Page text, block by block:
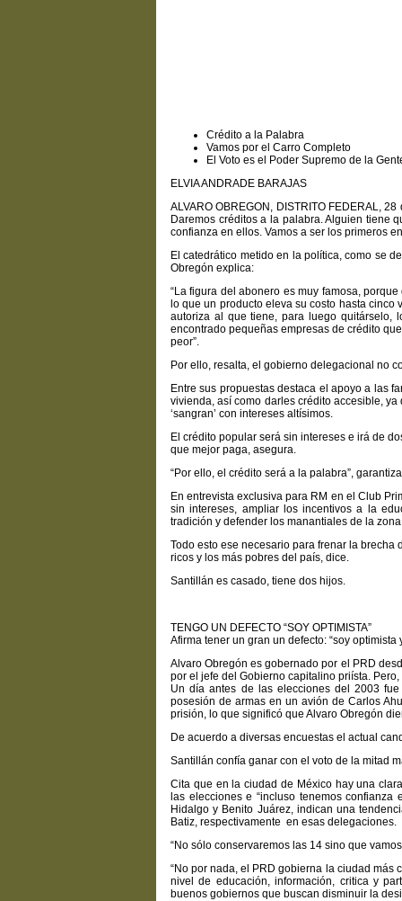
Crédito a la Palabra
Vamos por el Carro Completo
El Voto es el Poder Supremo de la
ELVIA ANDRADE BARAJAS
ALVARO OBREGON, DISTRITO FEDERAL,
Daremos créditos a la palabra. Alguien tiene
confianza en ellos. Vamos a ser los primeros
El catedrático metido en la política, como se
Obregón explica:
“La figura del abonero es muy famosa,
lo que un producto eleva su costo hasta
autoriza al que tiene, para luego quitárselo,
encontrado pequeñas empresas de crédito
peor”.
Por ello, resalta, el gobierno delegacional no
Entre sus propuestas destaca el apoyo a las
vivienda, así como darles crédito accesible,
‘sangran’ con intereses altísimos.
El crédito popular será sin intereses e irá de
que mejor paga, asegura.
“Por ello, el crédito será a la palabra”,
En entrevista exclusiva para RM en el Club
sin intereses, ampliar los incentivos a la
tradición y defender los manantiales de la
Todo esto ese necesario para frenar la
ricos y los más pobres del país, dice.
Santillán es casado, tiene dos hijos.
TENGO UN DEFECTO “SOY OPTIMISTA”
Afirma tener un gran un defecto: “soy
Alvaro Obregón es gobernado por el PRD
por el jefe del Gobierno capitalino priísta.
Un día antes de las elecciones del 2003
posesión de armas en un avión de Carlos
prisión, lo que significó que Alvaro Obregón
De acuerdo a diversas encuestas el actual
Santillán confía ganar con el voto de la mitad
Cita que en la ciudad de México hay una
las elecciones e “incluso tenemos
Hidalgo y Benito Juárez, indican una
Batiz, respectivamente en esas delegaciones.
“No sólo conservaremos las 14 sino que
“No por nada, el PRD gobierna la ciudad
nivel de educación, información, critica y
buenos gobiernos que buscan disminuir la